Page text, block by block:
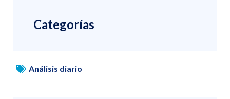
Categorías
Análisis diario